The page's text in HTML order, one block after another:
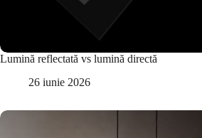
Lumină reflectată vs lumină directă
26 iunie 2026